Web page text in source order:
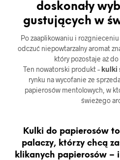
doskonały
gustujących w
Po zaaplikowaniu i
odczuć niepowtarzalny aromat
który pozostaje aż
Ten nowatorski produkt – kulki
rynku na wycofanie ze
papierosów mentolowych, w
świeżego
Kulki do papierosów
palaczy, którzy chcą
klikanych papierosów –